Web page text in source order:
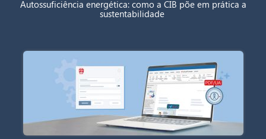
Autossuficiência energética: como a CIB põe em prática a
sustentabilidade